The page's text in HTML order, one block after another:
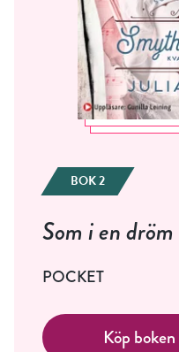
BOK 2
Som i en dröm
POCKET
Köp boken